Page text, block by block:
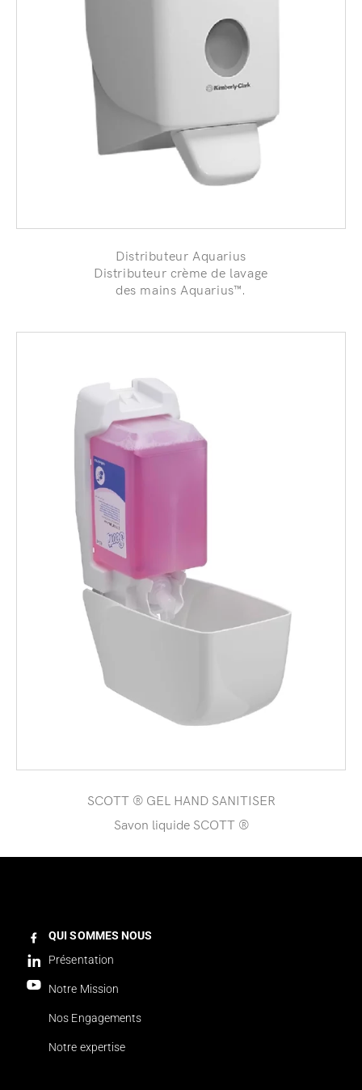
Distributeur Aquarius
Distributeur crème de lavage
des mains Aquarius™.
SCOTT ® GEL HAND SANITISER
Savon liquide SCOTT ®
QUI SOMMES NOUS
Présentation
Notre Mission
Nos Engagements
Notre expertise